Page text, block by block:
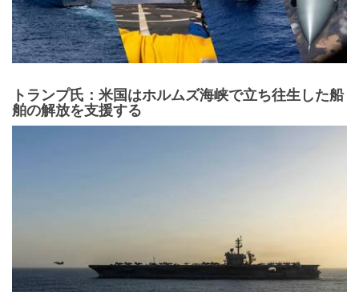
トランプ氏：米国はホルムズ海峡で立ち往生した船
舶の解放を支援する